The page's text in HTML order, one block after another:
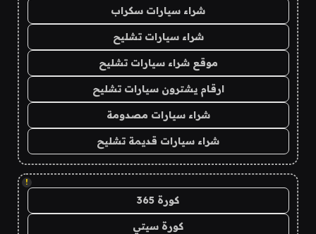
شراء سيارات سكراب
شراء سيارات تشليح
موقع شراء سيارات تشليح
ارقام يشترون سيارات تشليح
شراء سيارات مصدومة
شراء سيارات قديمة تشليح
!
كورة 365
كورة سيتي